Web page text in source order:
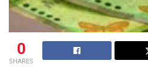
0
SHARES